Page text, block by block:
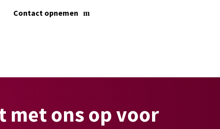
Contact opnemen
met ons op voor